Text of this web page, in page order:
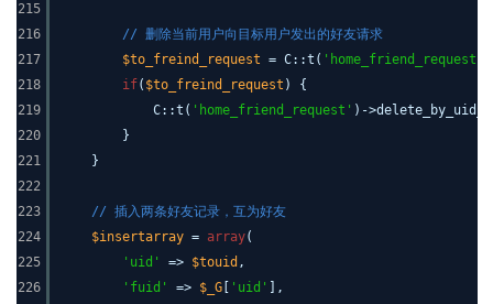
215
216
217
218
219
220
221
222
223
224
225
226
// 删除当前用户向目标用户发出的好友请求
$to_freind_request = C::t( 'home_friend_request'
if( $to_freind_request ) {
C::t( 'home_friend_request' )-
}
}
// 插入两条好友记录，互为好友
$insertarray = array(
'uid'
=> $touid ,
'fuid'
=> $_G 'uid'
],